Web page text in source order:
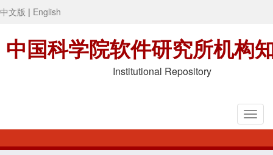
中文版 | English
中国科学院软件研究所机构
Institutional Repository